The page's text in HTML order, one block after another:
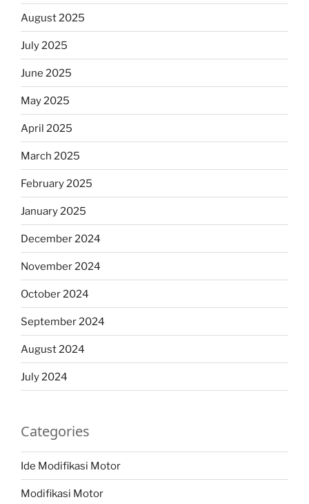
August 2025
July 2025
June 2025
May 2025
April 2025
March 2025
February 2025
January 2025
December 2024
November 2024
October 2024
September 2024
August 2024
July 2024
Categories
Ide Modifikasi Motor
Modifikasi Motor